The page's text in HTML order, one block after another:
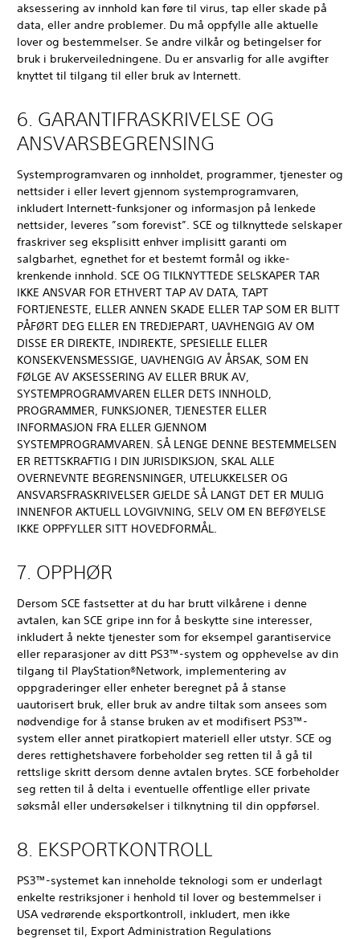
aksessering av innhold kan føre til virus, tap eller skade på
data, eller andre problemer. Du må oppfylle alle aktuelle
lover og bestemmelser. Se andre vilkår og betingelser for
bruk i brukerveiledningene. Du er ansvarlig for alle avgifter
knyttet til tilgang til eller bruk av Internett.
6. GARANTIFRASKRIVELSE OG
ANSVARSBEGRENSING
Systemprogramvaren og innholdet, programmer, tjenester og
nettsider i eller levert gjennom systemprogramvaren,
inkludert Internett-funksjoner og informasjon på lenkede
nettsider, leveres ”som forevist”. SCE og tilknyttede selskaper
fraskriver seg eksplisitt enhver implisitt garanti om
salgbarhet, egnethet for et bestemt formål og ikke-
krenkende innhold. SCE OG TILKNYTTEDE SELSKAPER TAR
IKKE ANSVAR FOR ETHVERT TAP AV DATA, TAPT
FORTJENESTE, ELLER ANNEN SKADE ELLER TAP SOM ER BLITT
PÅFØRT DEG ELLER EN TREDJEPART, UAVHENGIG AV OM
DISSE ER DIREKTE, INDIREKTE, SPESIELLE ELLER
KONSEKVENSMESSIGE, UAVHENGIG AV ÅRSAK, SOM EN
FØLGE AV AKSESSERING AV ELLER BRUK AV,
SYSTEMPROGRAMVAREN ELLER DETS INNHOLD,
PROGRAMMER, FUNKSJONER, TJENESTER ELLER
INFORMASJON FRA ELLER GJENNOM
SYSTEMPROGRAMVAREN. SÅ LENGE DENNE BESTEMMELSEN
ER RETTSKRAFTIG I DIN JURISDIKSJON, SKAL ALLE
OVERNEVNTE BEGRENSNINGER, UTELUKKELSER OG
ANSVARSFRASKRIVELSER GJELDE SÅ LANGT DET ER MULIG
INNENFOR AKTUELL LOVGIVNING, SELV OM EN BEFØYELSE
IKKE OPPFYLLER SITT HOVEDFORMÅL.
7. OPPHØR
Dersom SCE fastsetter at du har brutt vilkårene i denne
avtalen, kan SCE gripe inn for å beskytte sine interesser,
inkludert å nekte tjenester som for eksempel garantiservice
eller reparasjoner av ditt PS3™-system og opphevelse av din
tilgang til PlayStation®Network, implementering av
oppgraderinger eller enheter beregnet på å stanse
uautorisert bruk, eller bruk av andre tiltak som ansees som
nødvendige for å stanse bruken av et modifisert PS3™-
system eller annet piratkopiert materiell eller utstyr. SCE og
deres rettighetshavere forbeholder seg retten til å gå til
rettslige skritt dersom denne avtalen brytes. SCE forbeholder
seg retten til å delta i eventuelle offentlige eller private
søksmål eller undersøkelser i tilknytning til din oppførsel.
8. EKSPORTKONTROLL
PS3™-systemet kan inneholde teknologi som er underlagt
enkelte restriksjoner i henhold til lover og bestemmelser i
USA vedrørende eksportkontroll, inkludert, men ikke
begrenset til, Export Administration Regulations